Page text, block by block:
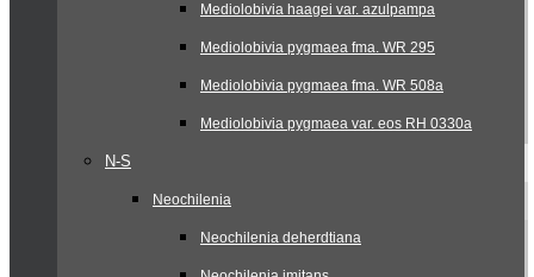
Mediolobivia haagei var. azulpampa
Mediolobivia pygmaea fma. WR 295
Mediolobivia pygmaea fma. WR 508a
Mediolobivia pygmaea var. eos RH 0330a
N-S
Neochilenia
Neochilenia deherdtiana